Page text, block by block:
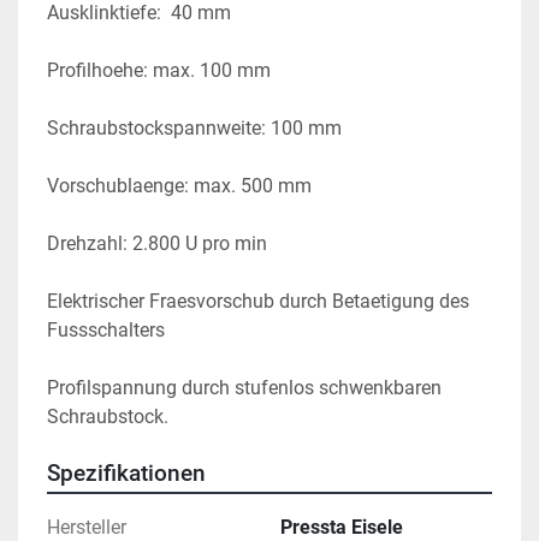
Ausklinktiefe:  40 mm
Profilhoehe: max. 100 mm
Schraubstockspannweite: 100 mm
Vorschublaenge: max. 500 mm
Drehzahl: 2.800 U pro min
Elektrischer Fraesvorschub durch Betaetigung des
Fussschalters
Profilspannung durch stufenlos schwenkbaren
Schraubstock.
Spezifikationen
Hersteller Pressta Eisele